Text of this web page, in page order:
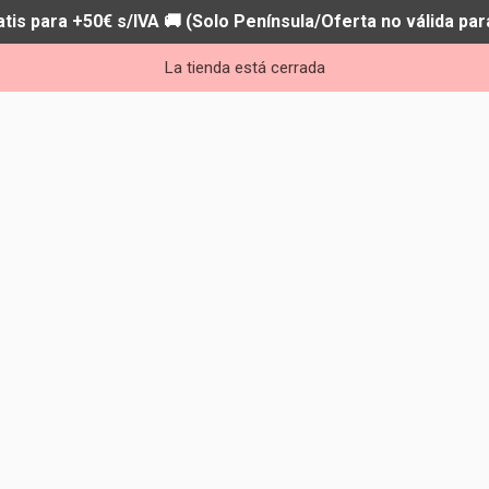
para +50€ s/IVA 🚚 (Solo Península/Oferta no válida
La tienda está cerrada